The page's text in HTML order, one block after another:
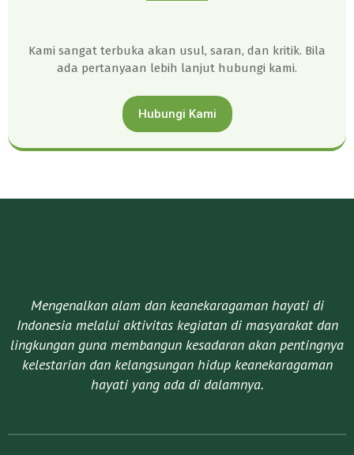
Kami sangat terbuka akan usul, saran, dan kritik. Bila
ada pertanyaan lebih lanjut hubungi kami.
Hubungi Kami
Mengenalkan alam dan keanekaragaman hayati di
Indonesia melalui aktivitas kegiatan di masyarakat dan
lingkungan guna membangun kesadaran akan pentingnya
kelestarian dan kelangsungan hidup keanekaragaman
hayati yang ada di dalamnya.​